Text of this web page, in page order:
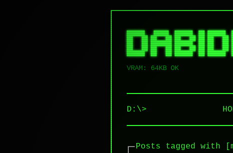
██████   █████  ██████  ██ ██████
██   ██ ██   ██ ██   ██ ██ ██   ██
██   ██ ███████ ██████  ██ ██
██   ██ ██   ██ ██   ██ ██ ██   ██
VRAM: 64KB OK
D:\>
Posts tagged with